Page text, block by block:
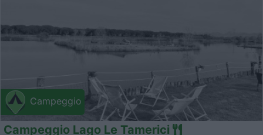
Campeggio
Campeggio Lago Le Tamerici